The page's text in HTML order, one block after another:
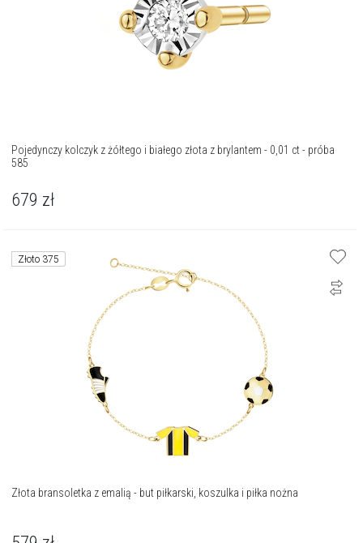
Pojedynczy kolczyk z żółtego i białego złota z brylantem - 0,01 ct - próba
585
679 zł
Złoto 375
Złota bransoletka z emalią - but piłkarski, koszulka i piłka nożna